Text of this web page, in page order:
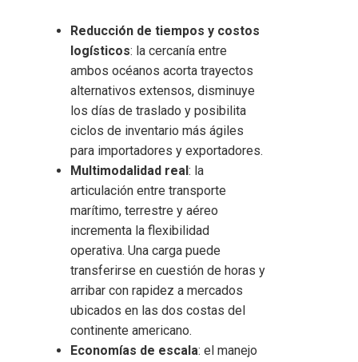
Reducción de tiempos y costos
logísticos: la cercanía entre
ambos océanos acorta trayectos
alternativos extensos, disminuye
los días de traslado y posibilita
ciclos de inventario más ágiles
para importadores y exportadores.
Multimodalidad real : la
articulación entre transporte
marítimo, terrestre y aéreo
incrementa la flexibilidad
operativa. Una carga puede
transferirse en cuestión de horas y
arribar con rapidez a mercados
ubicados en las dos costas del
continente americano.
Economías de escala: el manejo